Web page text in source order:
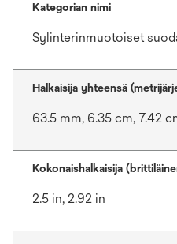
Kategorian nimi
Sylinterinmuotoiset
Halkaisija yhteensä
63.5 mm, 6.35 cm, 7.42
Kokonaishalkaisija
2.5 in, 2.92 in